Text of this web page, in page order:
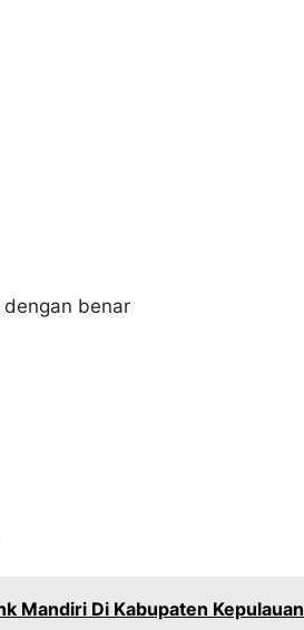
benar
Mandiri Di Kabupaten Kepulauan